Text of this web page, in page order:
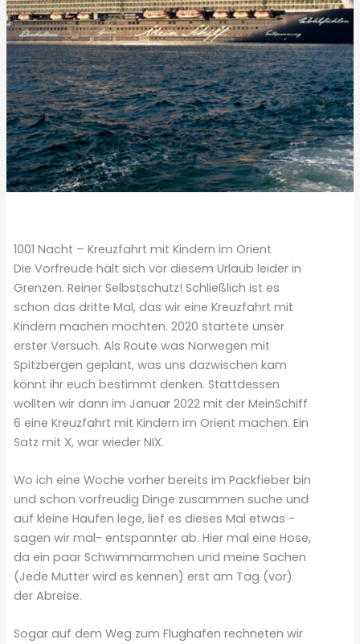
1001 Nacht – Kreuzfahrt mit Kindern im Orient
Die Vorfreude hält sich vor diesem Urlaub leider in
Grenzen. Reiner Selbstschutz! Schließlich ist es
schon das dritte Mal, das wir eine Kreuzfahrt mit
Kindern machen möchten. 2020 startete unser
erster Versuch. Als Route was Norwegen mit
Spitzbergen geplant, was uns dazwischen kam
könnt ihr euch bestimmt denken. Stattdessen
wollten wir dann im Januar 2022 mit der MeinSchiff
6 eine Kreuzfahrt mit Kindern im Orient machen. Ein
Satz mit X, war wieder NIX.
Wo ich eine Woche vorher bereits im Packfieber bin
und schon vorfreudig Dinge zusammen suche und
auf kleine Haufen lege, lief es dieses Mal etwas -
sagen wir mal- entspannter ab. Hier mal eine Hose,
da ein paar Schwimmärmchen und meine Sachen
(Jede Mutter wird es kennen) erst am Tag (vor)
der Abreise.
Sogar auf dem Weg zum Flughafen rechneten wir